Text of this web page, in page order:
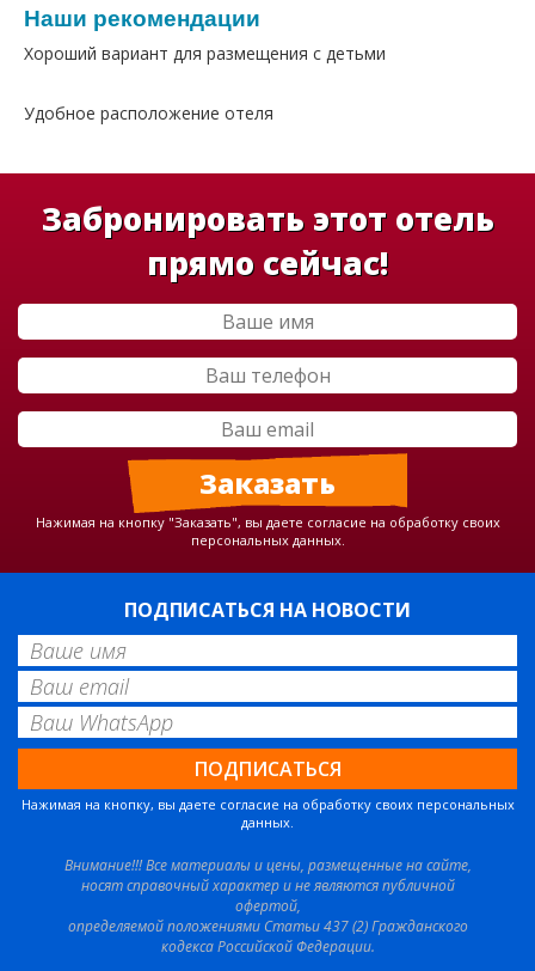
Наши рекомендации
Хороший вариант для размещения с детьми
Удобное расположение отеля
Забронировать этот отель
прямо сейчас!
Нажимая на кнопку "Заказать", вы даете согласие на обработку своих
персональных данных.
ПОДПИСАТЬСЯ НА НОВОСТИ
Нажимая на кнопку, вы даете согласие на обработку своих персональных
данных.
Внимание!!! Все материалы и цены, размещенные на сайте,
носят справочный характер и не являются публичной
офертой,
определяемой положениями Статьи 437 (2) Гражданского
кодекса Российской Федерации.